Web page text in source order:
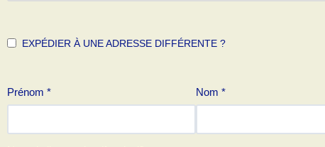
EXPÉDIER À UNE ADRESSE DIFFÉRENTE ?
Prénom * Nom *